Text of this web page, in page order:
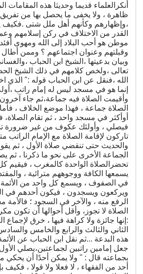
أنكرالعلماء قديما وحديثا هذه المقامات
ظاهرة ، ولا يخفى ما يحصل بها من
،وإظهارهم وكأنهم أهل ملل شتى .فكيف
القدر من الاختلاف في ركن إسلامهم
موطن هو أحب البلاد إلى الله ومهوى
وقبلتهم وعنوان اجتماعهم ؟ وممن
وبيان بدعيتها ،الشيخ ابن الحباب
تعالى ،ولخص كلامهم في ذلك الشيخ
الله ،فنقل عن ابن الحباب قوله :" الذي
إنما هو في مسجد ليس له إمام راتب
وأقيمت الصلاة فيه جماعة،ثم جاء آخرون
الصلاة جماعة ، فهذا موضع الخلاف ،
أوأكثر في مسجد واحد ، ثم تقام الصلاة،
فيصلي ، وأولئك عكوف من غير ضرورة
تاركون لإقامة الصلاة مع الإمام الراتب
والحديث حتى تنقضي صلاة الأول ، ثم
الجماعة الأخرى على نحو ما ذكرنا ، ثم
تحضرالصلاة الواحدة كالمغرب ، فيقيم كل
يسمعها الكافة ووجوههم مترائية ،
في الصفوف ، ويسمع كل واحد من الأئمة
ويركعون ويسجدون ، فيكون أحدهم في
الرفع منه ، والآخر في السجود ؛
الصلاة لا تجوز، وأقل أحوالها أن تكون
:إنها جائزة ولا كراهة فيها ، خرق لإجماع
الثاني والثالث والرابع والخامس
هذه البدعة ...ثم نقل ابن الحباب عن
جعل إمامين راتبين لجماعتين،يصلي الأول
بجماعته قال : " ولا يمكن أحدًا أن يحكي
أحد من الفقهاء ، لا فعلا ولا قولا ، فكيف